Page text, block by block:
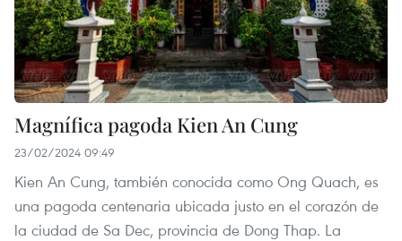
Magnífica pagoda Kien An Cung
23/02/2024 09:49
Kien An Cung, también conocida como Ong Quach, es
una pagoda centenaria ubicada justo en el corazón de
la ciudad de Sa Dec, provincia de Dong Thap. La